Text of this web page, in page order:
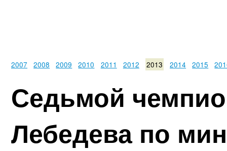
2007 2008 2009 2010 2011 2012 2013 2014 2015
Седьмой
Лебедева по